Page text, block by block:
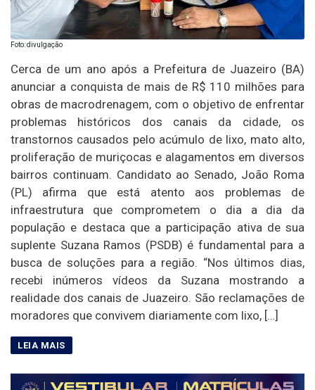
Foto: divulgação
Cerca de um ano após a Prefeitura de Juazeiro (BA)
anunciar a conquista de mais de R$ 110 milhões para
obras de macrodrenagem, com o objetivo de enfrentar
problemas históricos dos canais da cidade, os
transtornos causados pelo acúmulo de lixo, mato alto,
proliferação de muriçocas e alagamentos em diversos
bairros continuam. Candidato ao Senado, João Roma
(PL) afirma que está atento aos problemas de
infraestrutura que comprometem o dia a dia da
população e destaca que a participação ativa de sua
suplente Suzana Ramos (PSDB) é fundamental para a
busca de soluções para a região. “Nos últimos dias,
recebi inúmeros vídeos da Suzana mostrando a
realidade dos canais de Juazeiro. São reclamações de
moradores que convivem diariamente com lixo, […]